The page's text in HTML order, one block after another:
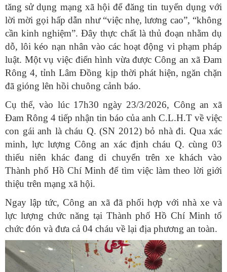
tăng sử dụng mạng xã hội để đăng tin tuyển dụng với
lời mời gọi hấp dẫn như “việc nhẹ, lương cao”, “không
cần kinh nghiệm”. Đây thực chất là thủ đoạn nhằm dụ
dỗ, lôi kéo nạn nhân vào các hoạt động vi phạm pháp
luật. Một vụ việc điển hình vừa được Công an xã Đam
Rông 4, tỉnh Lâm Đồng kịp thời phát hiện, ngăn chặn
đã gióng lên hồi chuông cảnh báo.
Cụ thể, vào lúc 17h30 ngày 23/3/2026, Công an xã
Đam Rông 4 tiếp nhận tin báo của anh C.L.H.T về việc
con gái anh là cháu Q. (SN 2012) bỏ nhà đi. Qua xác
minh, lực lượng Công an xác định cháu Q. cùng 03
thiếu niên khác đang di chuyển trên xe khách vào
Thành phố Hồ Chí Minh để tìm việc làm theo lời giới
thiệu trên mạng xã hội.
Ngay lập tức, Công an xã đã phối hợp với nhà xe và
lực lượng chức năng tại Thành phố Hồ Chí Minh tổ
chức đón và đưa cả 04 cháu về lại địa phương an toàn.